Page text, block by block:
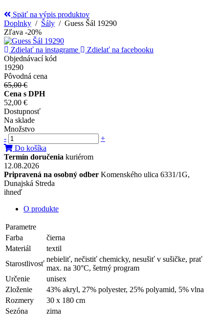
Späť na výpis produktov
Doplnky / Šály / Guess Šál 19290
Zľava -20%
Zdielať na instagrame
Zdielať na facebooku
Objednávací kód
19290
Pôvodná cena
65,00 €
Cena s DPH
52,00 €
Dostupnosť
Na sklade
Množstvo
-
+
Do košíka
Termín doručenia kuriérom
12.08.2026
Pripravená na osobný odber Komenského ulica 6331/1G,
Dunajská Streda
ihneď
O produkte
Parametre
Farba
čierna
Materiál
textil
Starostlivosť
nebieliť, nečistiť chemicky, nesušiť v sušičke, prať
max. na 30°C, šetrný program
Určenie
unisex
Zloženie
43% akryl, 27% polyester, 25% polyamid, 5% vlna
Rozmery
30 x 180 cm
Sezóna
zima